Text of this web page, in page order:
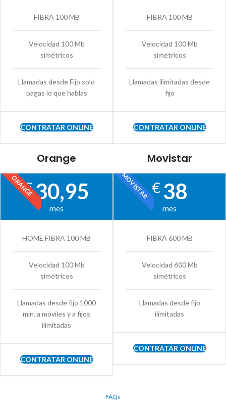
FIBRA 100 MB
Velocidad 100 Mb
simétricos
Llamadas desde Fijo solo
pagas lo que hablas
CONTRATAR ONLINE
FIBRA 100 MB
Velocidad 100 Mb
simétricos
Llamadas ilimitadas desde
fijo
CONTRATAR ONLINE
Orange
ORANGE
€30,95
mes
HOME FIBRA 100 MB
Velocidad 100 Mb
simétricos
Llamadas desde fijo 1000
min. a móviles y a fijos
ilimitadas
CONTRATAR ONLINE
Movistar
MOVISTAR€38
mes
FIBRA 600 MB
Velocidad 600 Mb
simétricos
Llamadas desde fijo
ilimitadas
CONTRATAR ONLINE
FAQs